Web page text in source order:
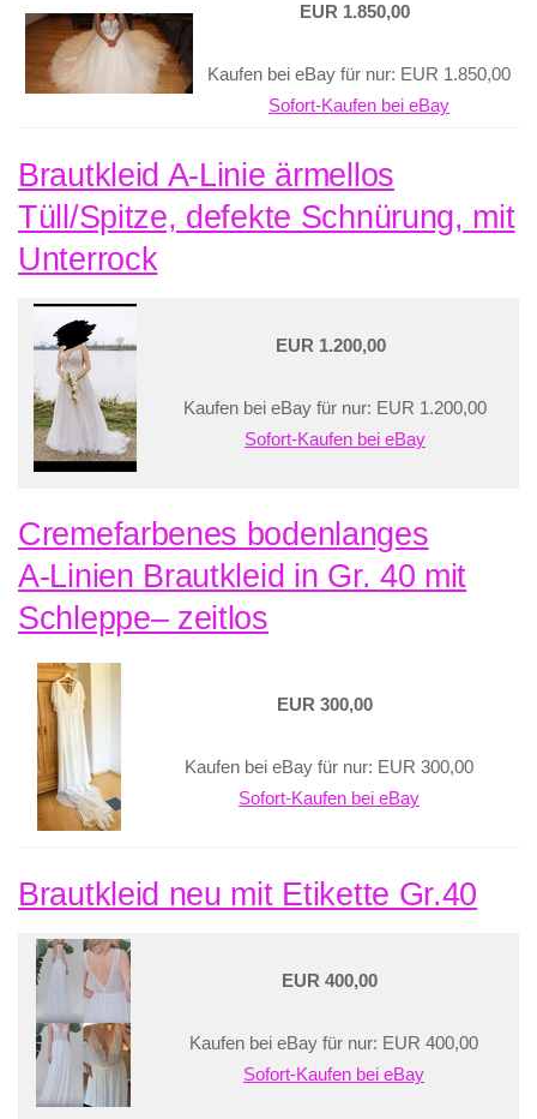
EUR 1.850,00
Kaufen bei eBay für nur: EUR 1.850,00
Sofort-Kaufen bei eBay
Brautkleid A-Linie ärmellos
Tüll/Spitze, defekte Schnürung, mit
Unterrock
EUR 1.200,00
Kaufen bei eBay für nur: EUR 1.200,00
Sofort-Kaufen bei eBay
Cremefarbenes bodenlanges
A‑Linien Brautkleid in Gr. 40 mit
Schleppe– zeitlos
EUR 300,00
Kaufen bei eBay für nur: EUR 300,00
Sofort-Kaufen bei eBay
Brautkleid neu mit Etikette Gr.40
EUR 400,00
Kaufen bei eBay für nur: EUR 400,00
Sofort-Kaufen bei eBay